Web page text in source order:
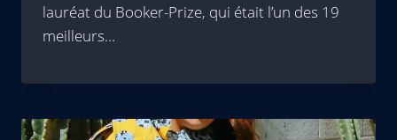
lauréat du Booker-Prize, qui était l’un des 19
meilleurs…